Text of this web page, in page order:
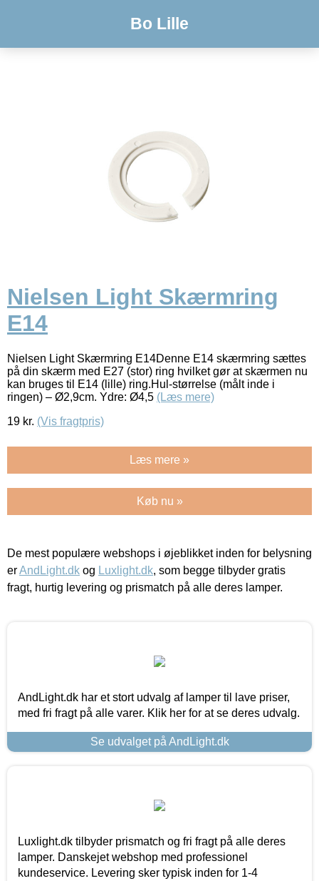
Bo Lille
Nielsen Light Skærmring
E14
Nielsen Light Skærmring E14Denne E14 skærmring sættes
på din skærm med E27 (stor) ring hvilket gør at skærmen nu
kan bruges til E14 (lille) ring.Hul-størrelse (målt inde i
ringen) – Ø2,9cm. Ydre: Ø4,5 (Læs mere)
19 kr. (Vis fragtpris)
Læs mere »
Køb nu »
De mest populære webshops i øjeblikket inden for belysning
erAndLight.dk og Luxlight.dk, som begge tilbyder gratis
fragt, hurtig levering og prismatch på alle deres lamper.
AndLight.dk har et stort udvalg af lamper til lave priser,
med fri fragt på alle varer. Klik her for at se deres udvalg.
Se udvalget på AndLight.dk
Luxlight.dk tilbyder prismatch og fri fragt på alle deres
lamper. Danskejet webshop med professionel
kundeservice. Levering sker typisk inden for 1-4